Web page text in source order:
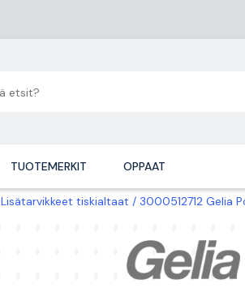
TUOTEMERKIT OPPAAT
Lisätarvikkeet tiskialtaat 3000512712 Gelia